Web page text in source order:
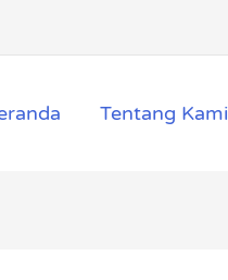
Tentang Kami